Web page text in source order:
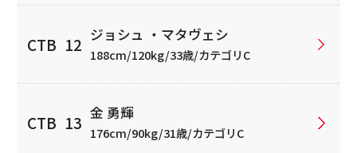
ジョシュ ・マタヴェシ
188cm/120kg/33歳/カテゴリC
金 勇輝
176cm/90kg/31歳/カテゴリC